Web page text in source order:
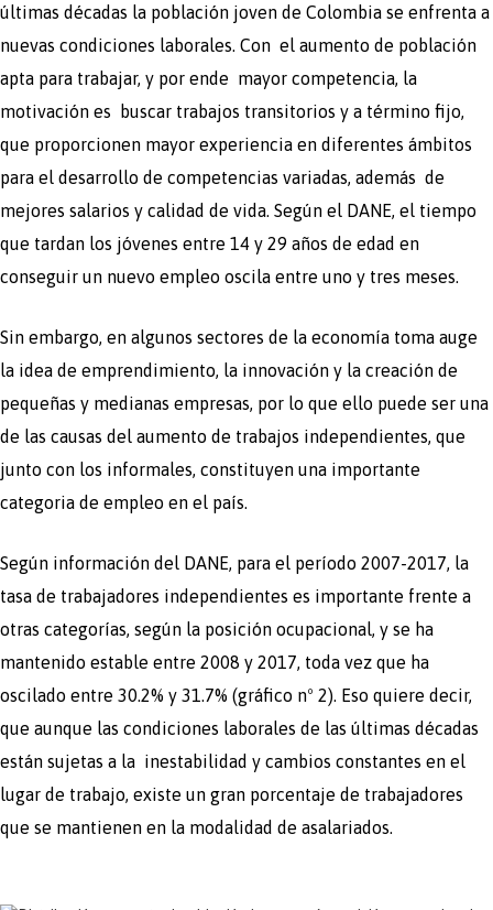
últimas décadas la población joven de Colombia se enfrenta a
nuevas condiciones laborales. Con el aumento de población
apta para trabajar, y por ende mayor competencia, la
motivación es buscar trabajos transitorios y a término fijo,
que proporcionen mayor experiencia en diferentes ámbitos
para el desarrollo de competencias variadas, además de
mejores salarios y calidad de vida. Según el DANE, el tiempo
que tardan los jóvenes entre 14 y 29 años de edad en
conseguir un nuevo empleo oscila entre uno y tres meses.
Sin embargo, en algunos sectores de la economía toma auge
la idea de emprendimiento, la innovación y la creación de
pequeñas y medianas empresas, por lo que ello puede ser una
de las causas del aumento de trabajos independientes, que
junto con los informales, constituyen una importante
categoria de empleo en el país.
Según información del DANE, para el período 2007-2017, la
tasa de trabajadores independientes es importante frente a
otras categorías, según la posición ocupacional, y se ha
mantenido estable entre 2008 y 2017, toda vez que ha
oscilado entre 30.2% y 31.7% (gráfico nº 2). Eso quiere decir,
que aunque las condiciones laborales de las últimas décadas
están sujetas a la inestabilidad y cambios constantes en el
lugar de trabajo, existe un gran porcentaje de trabajadores
que se mantienen en la modalidad de asalariados.